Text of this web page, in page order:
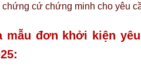
chứng cứ chứng minh cho yêu
mẫu đơn khởi kiện